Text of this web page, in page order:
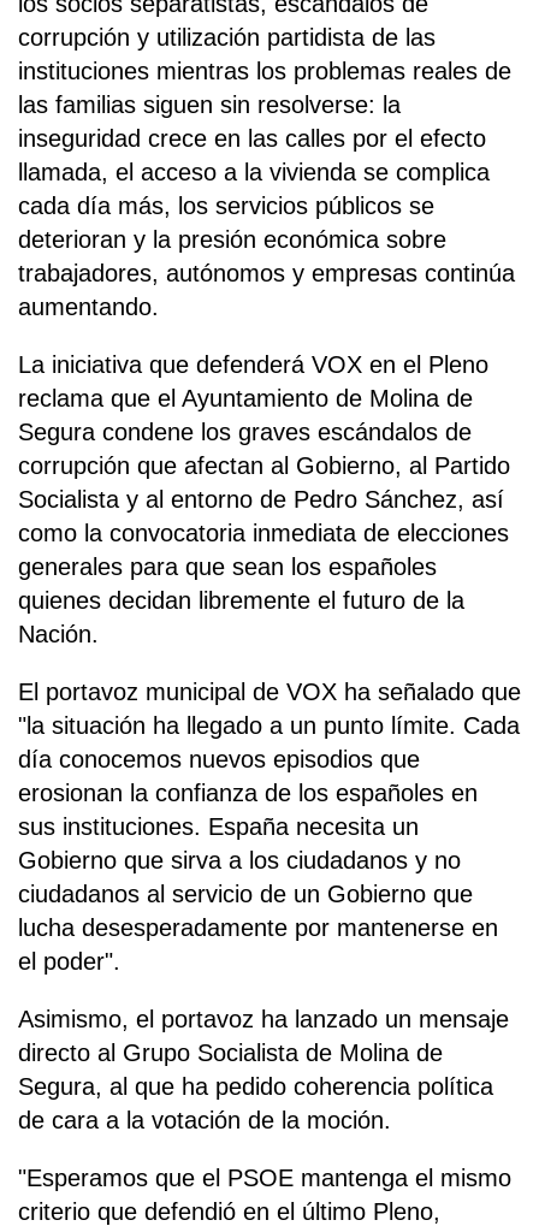
corrupción y utilización partidista de las
instituciones mientras los problemas reales de
las familias siguen sin resolverse: la
inseguridad crece en las calles por el efecto
llamada, el acceso a la vivienda se complica
cada día más, los servicios públicos se
deterioran y la presión económica sobre
trabajadores, autónomos y empresas continúa
aumentando.
La iniciativa que defenderá VOX en el Pleno
reclama que el Ayuntamiento de Molina de
Segura condene los graves escándalos de
corrupción que afectan al Gobierno, al Partido
Socialista y al entorno de Pedro Sánchez, así
como la convocatoria inmediata de elecciones
generales para que sean los españoles
quienes decidan libremente el futuro de la
Nación.
El portavoz municipal de VOX ha señalado que
"la situación ha llegado a un punto límite. Cada
día conocemos nuevos episodios que
erosionan la confianza de los españoles en
sus instituciones. España necesita un
Gobierno que sirva a los ciudadanos y no
ciudadanos al servicio de un Gobierno que
lucha desesperadamente por mantenerse en
el poder".
Asimismo, el portavoz ha lanzado un mensaje
directo al Grupo Socialista de Molina de
Segura, al que ha pedido coherencia política
de cara a la votación de la moción.
"Esperamos que el PSOE mantenga el mismo
criterio que defendió en el último Pleno,